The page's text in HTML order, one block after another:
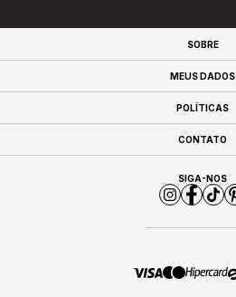
SOBRE
MEUS DADOS
POLÍTICAS
CONTATO
SIGA-NOS